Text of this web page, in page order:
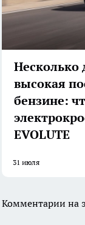
Несколько
высокая
бензине:
EVOLUTE
31 июля
Комментарии на